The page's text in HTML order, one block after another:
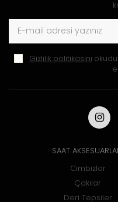
Gizlilik politikasını
SAAT
Cımbızlar
Çakılar
Deri Tepsiler